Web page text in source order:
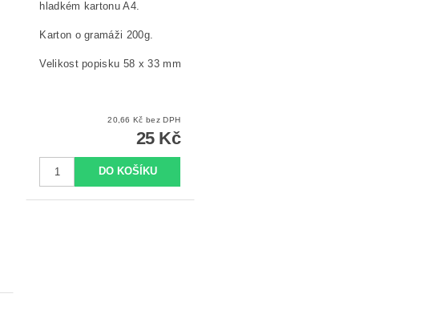
hladkém kartonu A4.
Karton o gramáži 200g.
Velikost popisku 58 x 33 mm
20,66 Kč bez DPH
25 Kč